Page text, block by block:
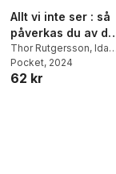
Allt vi inte ser : så
påverkas du av
osynliga arbetet -
hemma och på
jobbet
Thor Rutgersson, Ida
Östensson
Pocket, 2024
62 kr